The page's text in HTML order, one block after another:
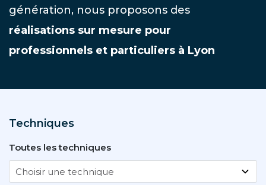
génération, nous proposons des
réalisations sur mesure pour
professionnels et particuliers à Lyon
Techniques
Toutes les techniques